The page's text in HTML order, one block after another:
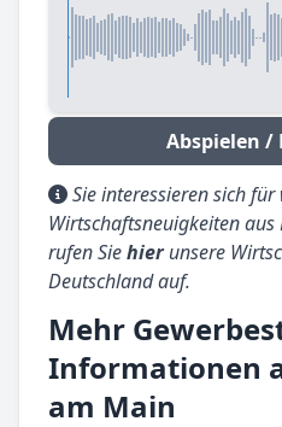
Abspielen /
Sie interessieren sich
Wirtschaftsneuigkeiten aus
rufen Siehierunsere
Deutschland auf.
Mehr
Informationen
am Main